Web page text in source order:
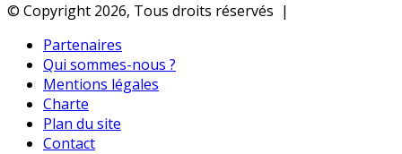
© Copyright 2026, Tous droits réservés |
Partenaires
Qui sommes-nous ?
Mentions légales
Charte
Plan du site
Contact